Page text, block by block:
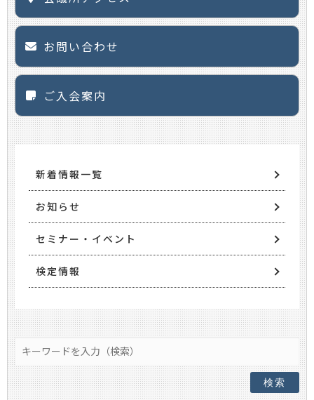
お問い合わせ
ご入会案内
新着情報一覧
お知らせ
セミナー・イベント
検定情報
検索